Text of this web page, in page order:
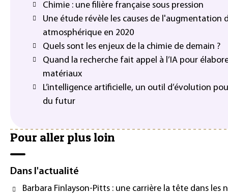
Chimie : une filière française sous pression
Une étude révèle les causes de l'augmentation
atmosphérique en 2020
Quels sont les enjeux de la chimie de demain ?
Quand la recherche fait appel à l’IA pour
matériaux
L’intelligence artificielle, un outil d’évolution
du futur
Pour aller plus loin
Dans l'actualité
Barbara Finlayson-Pitts : une carrière la tête dans les